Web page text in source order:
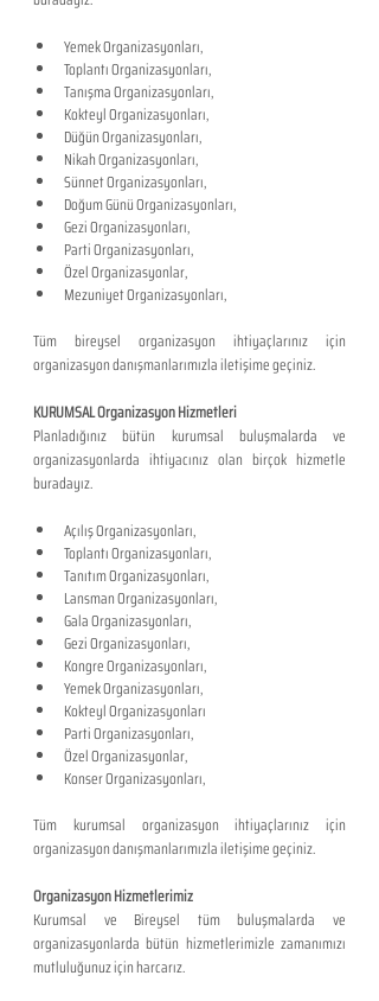
Yemek Organizasyonları,
Toplantı Organizasyonları,
Tanışma Organizasyonları,
Kokteyl Organizasyonları,
Düğün Organizasyonları,
Nikah Organizasyonları,
Sünnet Organizasyonları,
Doğum Günü Organizasyonları,
Gezi Organizasyonları,
Parti Organizasyonları,
Özel Organizasyonlar,
Mezuniyet Organizasyonları,
Tüm bireysel organizasyon ihtiyaçlarınız için
organizasyon danışmanlarımızla iletişime geçiniz.
KURUMSAL Organizasyon Hizmetleri
Planladığınız bütün kurumsal buluşmalarda ve
organizasyonlarda ihtiyacınız olan birçok hizmetle
buradayız.
Açılış Organizasyonları,
Toplantı Organizasyonları,
Tanıtım Organizasyonları,
Lansman Organizasyonları,
Gala Organizasyonları,
Gezi Organizasyonları,
Kongre Organizasyonları,
Yemek Organizasyonları,
Kokteyl Organizasyonları
Parti Organizasyonları,
Özel Organizasyonlar,
Konser Organizasyonları,
Tüm kurumsal organizasyon ihtiyaçlarınız için
organizasyon danışmanlarımızla iletişime geçiniz.
Organizasyon Hizmetlerimiz
Kurumsal ve Bireysel tüm buluşmalarda ve
organizasyonlarda bütün hizmetlerimizle zamanımızı
mutluluğunuz için harcarız.